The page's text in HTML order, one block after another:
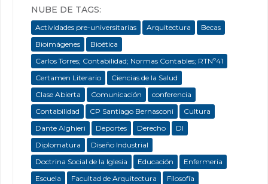
NUBE DE TAGS:
Actividades pre-universitarias Arquitectura
Becas
Bioimágenes
Bioética
Carlos Torres; Contabilidad; Normas Contables; RTNº41
Certamen Literario
Ciencias de la Salud
Clase Abierta
Comunicación
conferencia
Contabilidad
CP Santiago Bernasconi
Cultura
Dante Alghieri
Deportes Derecho
DI
Diplomatura
Diseño Industrial
Doctrina Social de la Iglesia
Educación
Enfermeria
Escuela
Facultad de Arquitectura
Filosofía